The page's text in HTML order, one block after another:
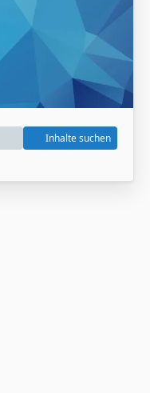
Inhalte suchen